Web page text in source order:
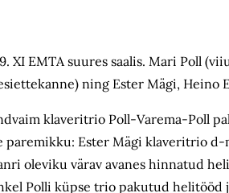
XI EMTA suures saalis. Mari Poll
ning Ester Mägi,
klaveritrio Poll-Varema-Poll
paremikku: Ester Mägi klaveritrio
oleviku värav avanes hinnatud
Polli küpse trio pakutud